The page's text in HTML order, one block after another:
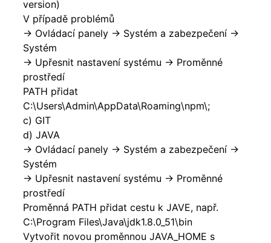
version)
V případě problémů
-> Ovládací panely -> Systém a zabezpečení ->
Systém
-> Upřesnit nastavení systému -> Proměnné
prostředí
PATH přidat
C:\Users\Admin\AppData\Roaming\npm\;
c) GIT
d) JAVA
-> Ovládací panely -> Systém a zabezpečení ->
Systém
-> Upřesnit nastavení systému -> Proměnné
prostředí
Proměnná PATH přidat cestu k JAVE, např.
C:\Program Files\Java\jdk1.8.0_51\bin
Vytvořit novou proměnnou JAVA_HOME s